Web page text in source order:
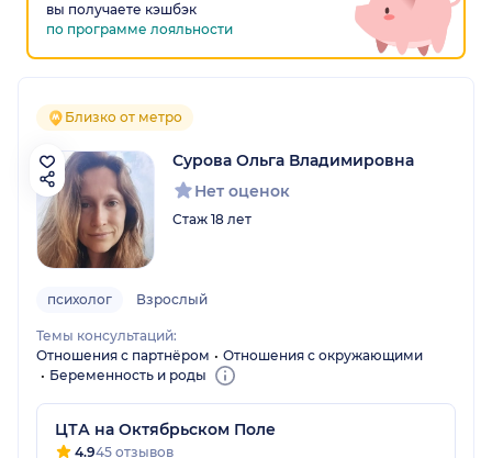
вы получаете кэшбэк
по программе лояльности
Близко от метро
Сурова Ольга Владимировна
Нет оценок
Стаж 18 лет
психолог Взрослый
Темы консультаций:
Отношения с партнёром
Отношения с окружающими
Беременность и роды
ЦТА на Октябрьском Поле
4.945 отзывов